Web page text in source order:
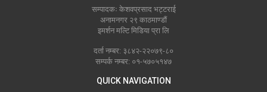
सम्पादकः केशवप्रसाद भट्टराई
अनामनगर २९ काठमाण्डौं
इमर्शन मल्टि मिडिया प्रा लि
दर्ता नम्बर: ३८४२-२२०७९-८०
सम्पर्क नम्बर: ०१-५७०५१४७
QUICK NAVIGATION